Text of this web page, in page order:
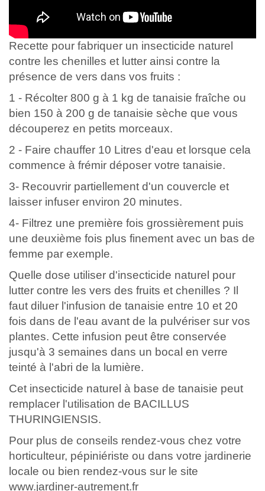
Recette pour fabriquer un insecticide naturel
contre les chenilles et lutter ainsi contre la
présence de vers dans vos fruits :
1 - Récolter 800 g à 1 kg de tanaisie fraîche ou
bien 150 à 200 g de tanaisie sèche que vous
découperez en petits morceaux.
2 - Faire chauffer 10 Litres d'eau et lorsque cela
commence à frémir déposer votre tanaisie.
3- Recouvrir partiellement d'un couvercle et
laisser infuser environ 20 minutes.
4- Filtrez une première fois grossièrement puis
une deuxième fois plus finement avec un bas de
femme par exemple.
Quelle dose utiliser d'insecticide naturel pour
lutter contre les vers des fruits et chenilles ? Il
faut diluer l'infusion de tanaisie entre 10 et 20
fois dans de l'eau avant de la pulvériser sur vos
plantes. Cette infusion peut être conservée
jusqu'à 3 semaines dans un bocal en verre
teinté à l'abri de la lumière.
Cet insecticide naturel à base de tanaisie peut
remplacer l'utilisation de BACILLUS
THURINGIENSIS.
Pour plus de conseils rendez-vous chez votre
horticulteur, pépiniériste ou dans votre jardinerie
locale ou bien rendez-vous sur le site
www.jardiner-autrement.fr